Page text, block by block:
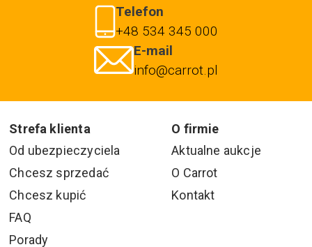
Telefon
+48 534 345 000
E-mail
info@carrot.pl
Strefa klienta
O firmie
Od ubezpieczyciela
Chcesz sprzedać
Chcesz kupić
FAQ
Porady
Aktualne aukcje
O Carrot
Kontakt